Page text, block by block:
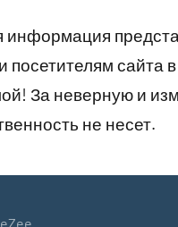
информация
посетителям сайта
За неверную и
не несет.